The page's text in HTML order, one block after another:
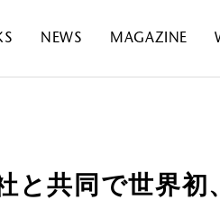
NEWS MAGAZINE
と共同で世界